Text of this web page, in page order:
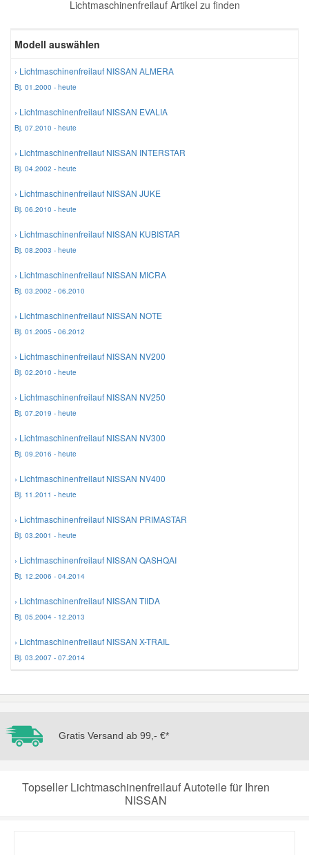
Lichtmaschinenfreilauf Artikel zu finden
Modell auswählen
› Lichtmaschinenfreilauf NISSAN ALMERA
Bj. 01.2000 - heute
› Lichtmaschinenfreilauf NISSAN EVALIA
Bj. 07.2010 - heute
› Lichtmaschinenfreilauf NISSAN INTERSTAR
Bj. 04.2002 - heute
› Lichtmaschinenfreilauf NISSAN JUKE
Bj. 06.2010 - heute
› Lichtmaschinenfreilauf NISSAN KUBISTAR
Bj. 08.2003 - heute
› Lichtmaschinenfreilauf NISSAN MICRA
Bj. 03.2002 - 06.2010
› Lichtmaschinenfreilauf NISSAN NOTE
Bj. 01.2005 - 06.2012
› Lichtmaschinenfreilauf NISSAN NV200
Bj. 02.2010 - heute
› Lichtmaschinenfreilauf NISSAN NV250
Bj. 07.2019 - heute
› Lichtmaschinenfreilauf NISSAN NV300
Bj. 09.2016 - heute
› Lichtmaschinenfreilauf NISSAN NV400
Bj. 11.2011 - heute
› Lichtmaschinenfreilauf NISSAN PRIMASTAR
Bj. 03.2001 - heute
› Lichtmaschinenfreilauf NISSAN QASHQAI
Bj. 12.2006 - 04.2014
› Lichtmaschinenfreilauf NISSAN TIIDA
Bj. 05.2004 - 12.2013
› Lichtmaschinenfreilauf NISSAN X-TRAIL
Bj. 03.2007 - 07.2014
Gratis Versand ab 99,- €*
Topseller Lichtmaschinenfreilauf Autoteile für Ihren
NISSAN
Zündanlage und Glühanlage
Mercedes Ersatzteile
Mini Ersatzteile
Mitsubishi Ersatzteile
Nissan Ersatzteile
Porsche Ersatzteile
Seat Ersatzteile
Skoda Ersatzteile
Smart Ersatzteile
Suzuki Ersatzteile
Toyota Ersatzteile